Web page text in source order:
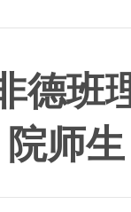
德班
院师生